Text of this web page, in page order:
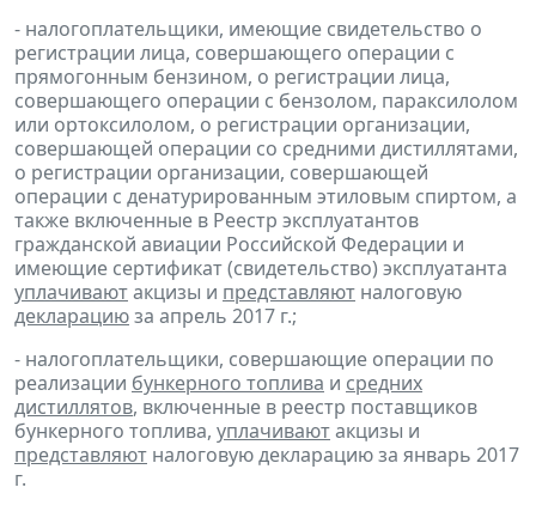
- налогоплательщики, имеющие свидетельство о
регистрации лица, совершающего операции с
прямогонным бензином, о регистрации лица,
совершающего операции с бензолом, параксилолом
или ортоксилолом, о регистрации организации,
совершающей операции со средними дистиллятами,
о регистрации организации, совершающей
операции с денатурированным этиловым спиртом, а
также включенные в Реестр эксплуатантов
гражданской авиации Российской Федерации и
имеющие сертификат (свидетельство) эксплуатанта
уплачиваютакцизы и представляют налоговую
декларациюза апрель 2017 г.;
- налогоплательщики, совершающие операции по
реализации бункерного топлива и средних
дистиллятов, включенные в реестр поставщиков
бункерного топлива, уплачиваютакцизы и
представляют налоговую декларацию за январь 2017
г.